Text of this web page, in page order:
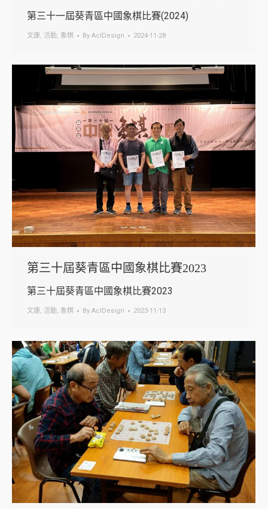
第三十一屆葵青區中國象棋比賽(2024)
文康 活動 象棋 By AclDesign 2024-11-28
第三十屆葵青區中國象棋比賽2023
第三十屆葵青區中國象棋比賽2023
文康, 活動, 象棋 By AclDesign 2023-11-13